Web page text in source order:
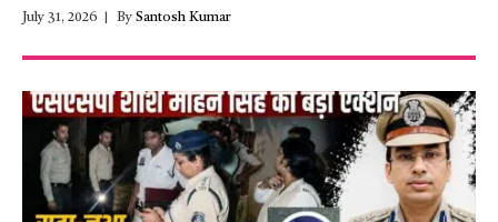
July 31, 2026 By Santosh Kumar